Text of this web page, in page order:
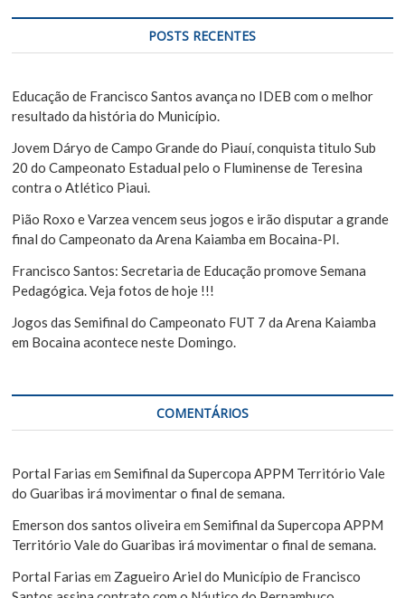
P
o
s
t
q
i
a
POSTS RECENTES
Educação de Francisco Santos avança no IDEB com o melhor
resultado da história do Município.
Jovem Dáryo de Campo Grande do Piauí, conquista titulo Sub
20 do Campeonato Estadual pelo o Fluminense de Teresina
contra o Atlético Piaui.
Pião Roxo e Varzea vencem seus jogos e irão disputar a grande
final do Campeonato da Arena Kaiamba em Bocaina-PI.
Francisco Santos: Secretaria de Educação promove Semana
Pedagógica. Veja fotos de hoje !!!
Jogos das Semifinal do Campeonato FUT 7 da Arena Kaiamba
em Bocaina acontece neste Domingo.
COMENTÁRIOS
Portal Farias emSemifinal da Supercopa APPM Território Vale
do Guaribas irá movimentar o final de semana.
Emerson dos santos oliveira emSemifinal da Supercopa APPM
Território Vale do Guaribas irá movimentar o final de semana.
Portal Farias em Zagueiro Ariel do Município de Francisco